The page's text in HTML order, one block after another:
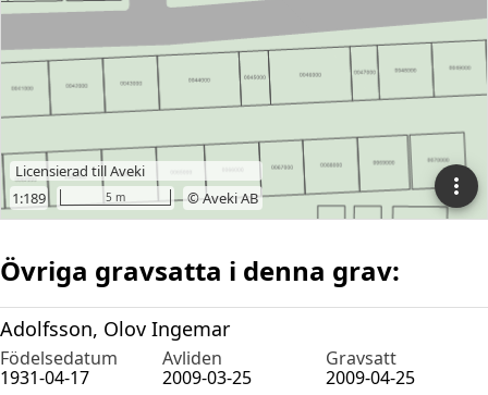
Övriga gravsatta i denna grav:
Adolfsson, Olov Ingemar
Födelsedatum Avliden
Gravsatt
1931-04-17
2009-03-25 2009-04-25